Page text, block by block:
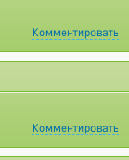
Комментировать
Комментировать